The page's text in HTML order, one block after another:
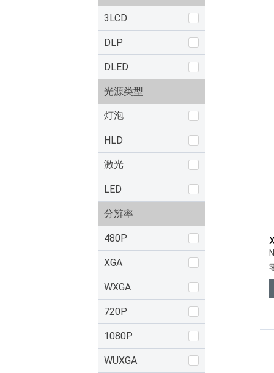
3LCD
DLP
DLED
光源类型
灯泡
HLD
激光
LED
分辨率
480P
XGA
WXGA
720P
1080P
WUXGA